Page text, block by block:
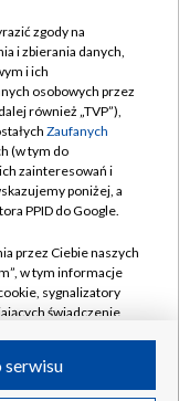
zgody na
i zbierania danych,
i ich
osobowych przez
również „TVP”),
Zaufanych
(w tym do
zainteresowań i
poniżej, a
PPID do Google.
przez Ciebie naszych
w tym informacje
sygnalizatory
świadczenie
serwisu